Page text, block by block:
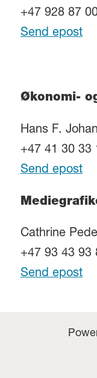
+47 928 87
Send epost
Økonomi-
Hans F.
+47 41 30 33
Send epost
Cathrine
+47 93 43 93
Send epost